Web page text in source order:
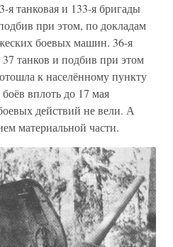
я танковая и 133-я бригады
при этом, по докладам
боевых машин. 36-я
37 танков и подбив при этом
к населённому пункту
вплоть до 17 мая
действий не вели. А
материальной части.